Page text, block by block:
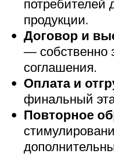
потребителей
продукции.
Договор и
— собственно
соглашения.
Оплата и
финальный
Повторное